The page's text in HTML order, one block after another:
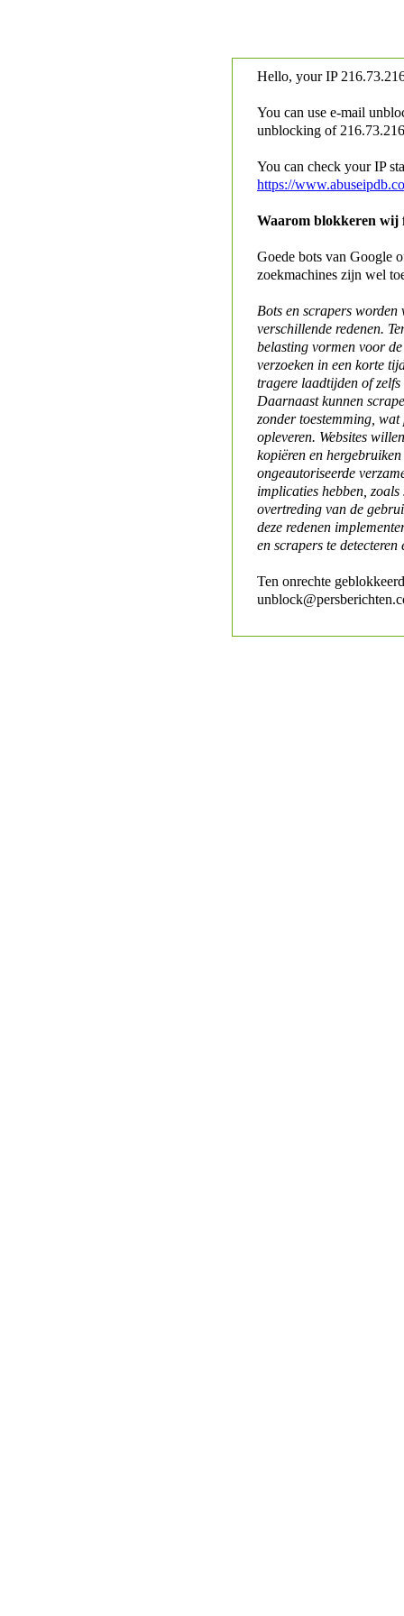
Hello, your IP
You can use e-mail
unblocking of
You can check your IP
https://
Waarom blokkeren wij
Goede bots van Google
zoekmachines zijn wel
Bots en scrapers worden
verschillende redenen.
belasting vormen voor
verzoeken in een korte
tragere laadtijden of
Daarnaast kunnen
zonder toestemming,
opleveren. Websites
kopiëren en
ongeautoriseerde
implicaties hebben,
overtreding van de
deze redenen
en scrapers te detecteren
Ten onrechte